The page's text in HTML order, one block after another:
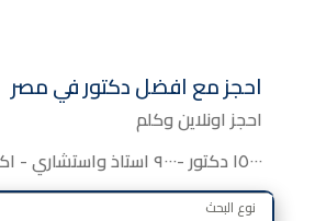
احجز مع افضل دكتور في مصر
احجز اونلاين وكلم
١٥٠٠٠ دكتور -٩٠٠٠ استاذ واستشاري - اكثر من ٤٠ تخصص
نوع البحث